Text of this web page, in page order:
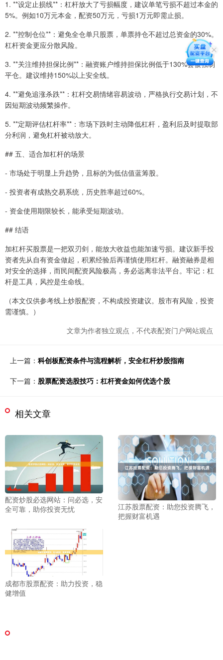
1. **设定止损线**：杠杆放大了亏损幅度，建议单笔亏损不超过本金的
5%。例如10万元本金，配资50万元，亏损1万元即需止损。
2. **控制仓位**：避免全仓单只股票，单票持仓不超过总资金的30%。
杠杆资金更应分散风险。
3. **关注维持担保比例**：融资账户维持担保比例低于130%会被强制
平仓。建议维持150%以上安全线。
4. **避免追涨杀跌**：杠杆交易情绪容易波动，严格执行交易计划，不
因短期波动频繁操作。
5. **定期评估杠杆率**：市场下跌时主动降低杠杆，盈利后及时提取部
分利润，避免杠杆被动放大。
## 五、适合加杠杆的场景
- 市场处于明显上升趋势，且标的为低估值蓝筹股。
- 投资者有成熟交易系统，历史胜率超过60%。
- 资金使用期限较长，能承受短期波动。
## 结语
加杠杆买股票是一把双刃剑，能放大收益也能加速亏损。建议新手投
资者先从自有资金做起，积累经验后再谨慎使用杠杆。融资融券是相
对安全的选择，而民间配资风险极高，务必远离非法平台。牢记：杠
杆是工具，风控是生命线。
（本文仅供参考线上炒股配资，不构成投资建议。股市有风险，投资
需谨慎。）
文章为作者独立观点，不代表配资门户网站观点
上一篇： 科创板配资条件与流程解析，安全杠杆炒股指南
下一篇： 股票配资选股技巧：杠杆资金如何优选个股
相关文章
配资炒股必选网站：问必选，安
全可靠，助你投资无忧
江苏股票配资：助您投资腾飞，
把握财富机遇
成都市股票配资：助力投资，稳
健增值